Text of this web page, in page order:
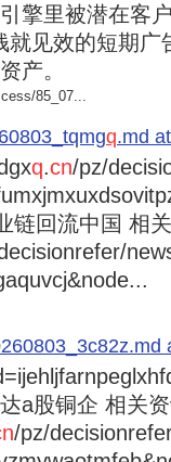
擎里被潜在客
就见效的短期
产。
85_07...
q.md
q.cn/pz/
链回流中国 相
达a股铜企 相关
/pz/